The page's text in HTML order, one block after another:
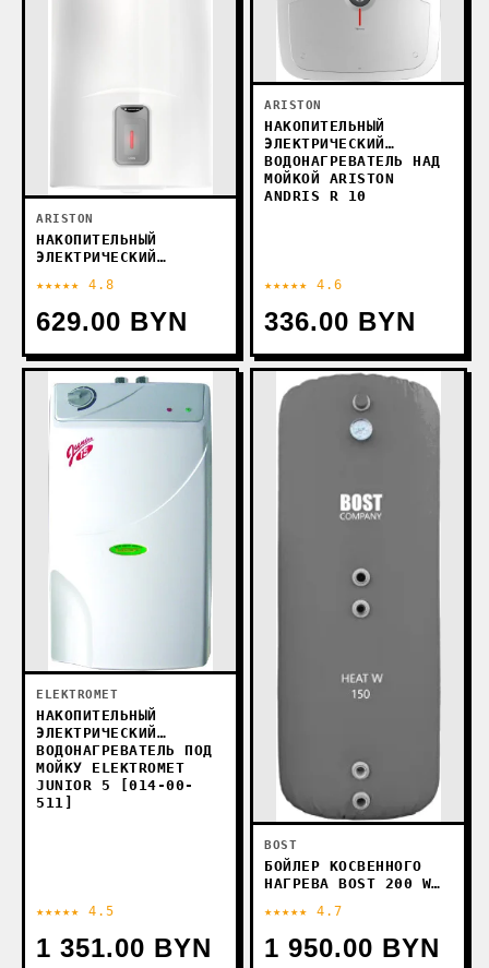
ARISTON
НАКОПИТЕЛЬНЫЙ
ЭЛЕКТРИЧЕСКИЙ
ARISTON LYDOS R ABS
50 V
★★★★★ 4.8
629.00 BYN
ARISTON
НАКОПИТЕЛЬНЫЙ
ЭЛЕКТРИЧЕСКИЙ
ВОДОНАГРЕВАТЕЛЬ НАД
МОЙКОЙ ARISTON
ANDRIS R 10
★★★★★ 4.6
336.00 BYN
ELEKTROMET
НАКОПИТЕЛЬНЫЙ
ЭЛЕКТРИЧЕСКИЙ
ВОДОНАГРЕВАТЕЛЬ ПОД
МОЙКУ ELEKTROMET
JUNIOR 5 [014-00-
511]
★★★★★ 4.5
1 351.00 BYN
BOST
БОЙЛЕР КОСВЕННОГО
НАГРЕВА BOST 200 W
★★★★★ 4.7
1 950.00 BYN